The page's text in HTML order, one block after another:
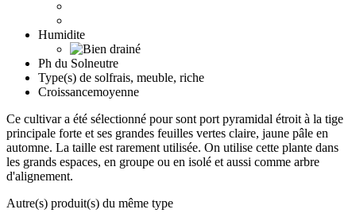
Humidite
Ph du Solneutre
Type(s) de solfrais, meuble, riche
Croissancemoyenne
Ce cultivar a été sélectionné pour sont port pyramidal étroit à la tige
principale forte et ses grandes feuilles vertes claire, jaune pâle en
automne. La taille est rarement utilisée. On utilise cette plante dans
les grands espaces, en groupe ou en isolé et aussi comme arbre
d'alignement.
Autre(s) produit(s) du même type